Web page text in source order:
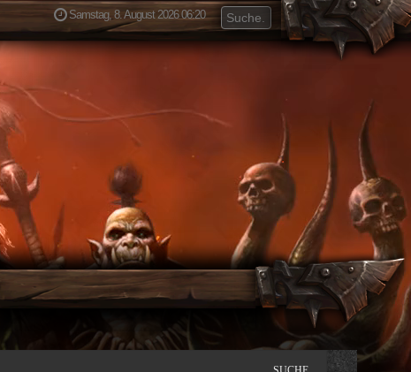
Samstag, 8. August 2026 06:20